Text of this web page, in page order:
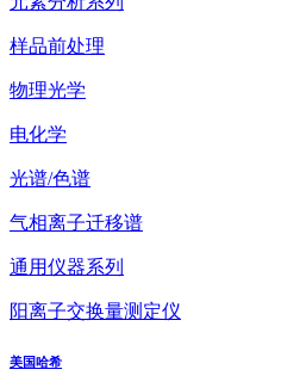
样品前处理
物理光学
电化学
光谱/色谱
气相离子迁移谱
通用仪器系列
阳离子交换量测定仪
美国哈希